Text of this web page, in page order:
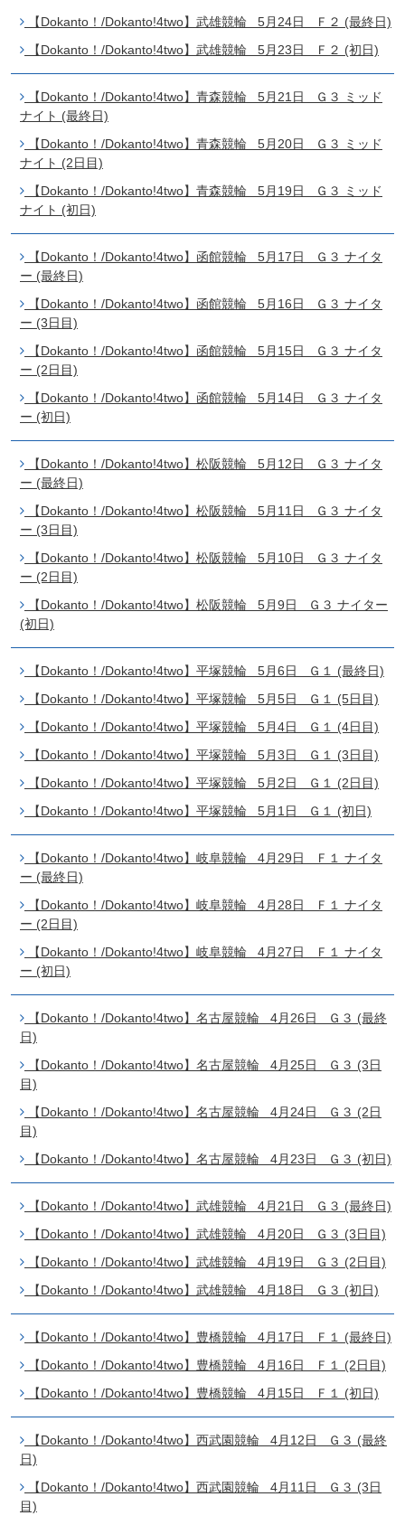
【Dokanto！/Dokanto!4two】武雄競輪 5月24日 Ｆ２ (最終日)
【Dokanto！/Dokanto!4two】武雄競輪 5月23日 Ｆ２ (初日)
【Dokanto！/Dokanto!4two】青森競輪 5月21日 Ｇ３ ミッド
ナイト (最終日)
【Dokanto！/Dokanto!4two】青森競輪 5月20日 Ｇ３ ミッド
ナイト (2日目)
【Dokanto！/Dokanto!4two】青森競輪 5月19日 Ｇ３ ミッド
ナイト (初日)
【Dokanto！/Dokanto!4two】函館競輪 5月17日 Ｇ３ ナイタ
ー (最終日)
【Dokanto！/Dokanto!4two】函館競輪 5月16日 Ｇ３ ナイタ
ー (3日目)
【Dokanto！/Dokanto!4two】函館競輪 5月15日 Ｇ３ ナイタ
ー (2日目)
【Dokanto！/Dokanto!4two】函館競輪 5月14日 Ｇ３ ナイタ
ー (初日)
【Dokanto！/Dokanto!4two】松阪競輪 5月12日 Ｇ３ ナイタ
ー (最終日)
【Dokanto！/Dokanto!4two】松阪競輪 5月11日 Ｇ３ ナイタ
ー (3日目)
【Dokanto！/Dokanto!4two】松阪競輪 5月10日 Ｇ３ ナイタ
ー (2日目)
【Dokanto！/Dokanto!4two】松阪競輪 5月9日 Ｇ３ ナイター
(初日)
【Dokanto！/Dokanto!4two】平塚競輪 5月6日 Ｇ１ (最終日)
【Dokanto！/Dokanto!4two】平塚競輪 5月5日 Ｇ１ (5日目)
【Dokanto！/Dokanto!4two】平塚競輪 5月4日 Ｇ１ (4日目)
【Dokanto！/Dokanto!4two】平塚競輪 5月3日 Ｇ１ (3日目)
【Dokanto！/Dokanto!4two】平塚競輪 5月2日 Ｇ１ (2日目)
【Dokanto！/Dokanto!4two】平塚競輪 5月1日 Ｇ１ (初日)
【Dokanto！/Dokanto!4two】岐阜競輪 4月29日 Ｆ１ ナイタ
ー (最終日)
【Dokanto！/Dokanto!4two】岐阜競輪 4月28日 Ｆ１ ナイタ
ー (2日目)
【Dokanto！/Dokanto!4two】岐阜競輪 4月27日 Ｆ１ ナイタ
ー (初日)
【Dokanto！/Dokanto!4two】名古屋競輪 4月26日 Ｇ３ (最終
日)
【Dokanto！/Dokanto!4two】名古屋競輪 4月25日 Ｇ３ (3日
目)
【Dokanto！/Dokanto!4two】名古屋競輪 4月24日 Ｇ３ (2日
目)
【Dokanto！/Dokanto!4two】名古屋競輪 4月23日 Ｇ３ (初日)
【Dokanto！/Dokanto!4two】武雄競輪 4月21日 Ｇ３ (最終日)
【Dokanto！/Dokanto!4two】武雄競輪 4月20日 Ｇ３ (3日目)
【Dokanto！/Dokanto!4two】武雄競輪 4月19日 Ｇ３ (2日目)
【Dokanto！/Dokanto!4two】武雄競輪 4月18日 Ｇ３ (初日)
【Dokanto！/Dokanto!4two】豊橋競輪 4月17日 Ｆ１ (最終日)
【Dokanto！/Dokanto!4two】豊橋競輪 4月16日 Ｆ１ (2日目)
【Dokanto！/Dokanto!4two】豊橋競輪 4月15日 Ｆ１ (初日)
【Dokanto！/Dokanto!4two】西武園競輪 4月12日 Ｇ３ (最終
日)
【Dokanto！/Dokanto!4two】西武園競輪 4月11日 Ｇ３ (3日
目)